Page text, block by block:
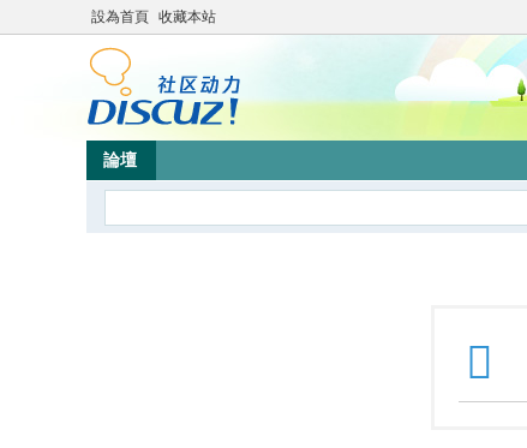
設為首頁 收藏本站
論壇